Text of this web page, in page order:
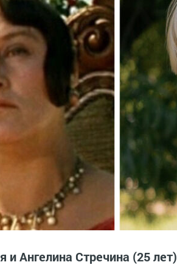
и Ангелина Стречина (25 лет)